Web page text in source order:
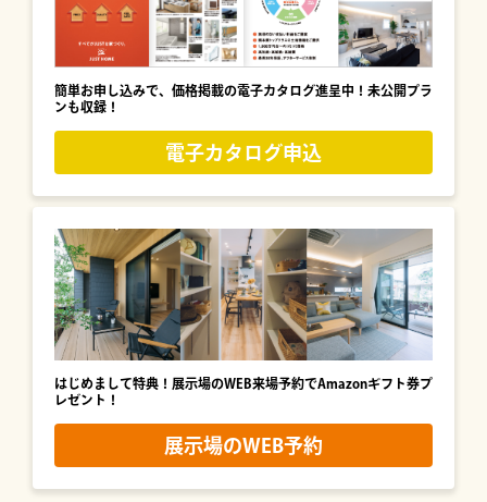
簡単お申し込みで、価格掲載の電子カタログ進呈中！未公開プラ
ンも収録！
電子カタログ申込
はじめまして特典！展示場のWEB来場予約でAmazonギフト券プ
レゼント！
展示場のWEB予約